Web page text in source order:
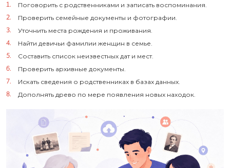
Поговорить с родственниками и записать воспоминания.
Проверить семейные документы и фотографии.
Уточнить места рождения и проживания.
Найти девичьи фамилии женщин в семье.
Составить список неизвестных дат и мест.
Проверить архивные документы.
Искать сведения о родственниках в базах данных.
Дополнять древо по мере появления новых находок.